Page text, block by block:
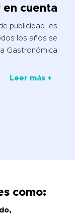
en cuenta
publicidad, es
los años se
Gastronómica
Leer más +
como: